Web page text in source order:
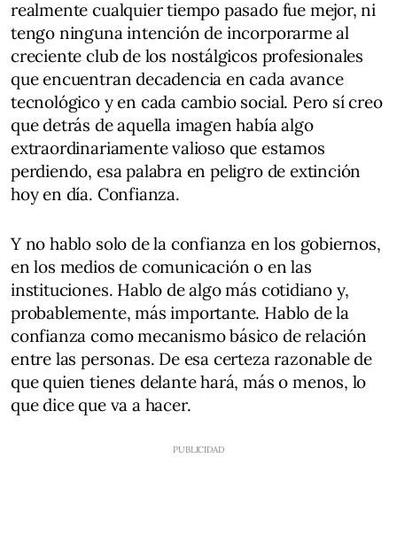
realmente cualquier tiempo pasado fue mejor, ni
tengo ninguna intención de incorporarme al
creciente club de los nostálgicos profesionales
que encuentran decadencia en cada avance
tecnológico y en cada cambio social. Pero sí creo
que detrás de aquella imagen había algo
extraordinariamente valioso que estamos
perdiendo, esa palabra en peligro de extinción
hoy en día. Confianza.
Y no hablo solo de la confianza en los gobiernos,
en los medios de comunicación o en las
instituciones. Hablo de algo más cotidiano y,
probablemente, más importante. Hablo de la
confianza como mecanismo básico de relación
entre las personas. De esa certeza razonable de
que quien tienes delante hará, más o menos, lo
que dice que va a hacer.